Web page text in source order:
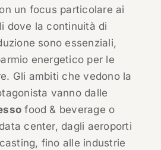
un focus particolare ai
dove la continuità di
sono essenziali,
energetico per le
Gli ambiti che vedono la
vanno dalle
food & beverage o
center, dagli aeroporti
fino alle industrie